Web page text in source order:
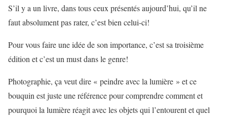
S’il y a un livre, dans tous ceux présentés aujourd’hui, qu’il ne
faut absolument pas rater, c’est bien celui-ci!
Pour vous faire une idée de son importance, c’est sa troisième
édition et c’est un must dans le genre!
Photographie, ça veut dire « peindre avec la lumière » et ce
bouquin est juste une référence pour comprendre comment et
pourquoi la lumière réagit avec les objets qui l’entourent et quel